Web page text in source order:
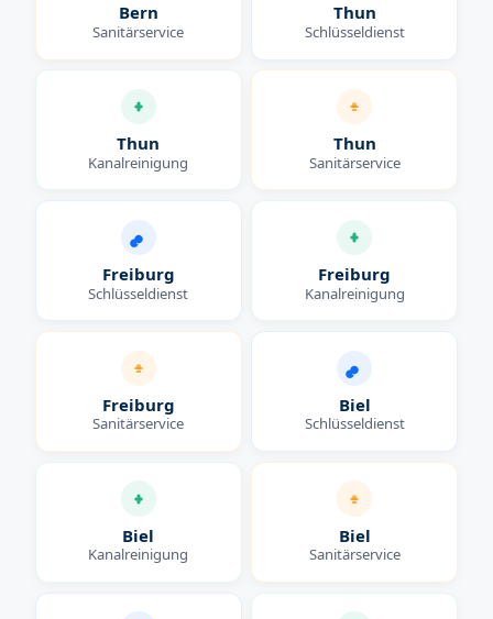
Bern
Sanitärservice
Thun
Schlüsseldienst
Thun
Kanalreinigung
Thun
Sanitärservice
Freiburg
Schlüsseldienst
Freiburg
Kanalreinigung
Freiburg
Sanitärservice
Biel
Schlüsseldienst
Biel
Kanalreinigung
Biel
Sanitärservice